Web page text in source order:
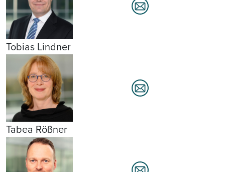
Tobias Lindner
Tabea Rößner